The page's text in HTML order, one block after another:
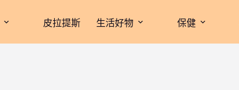
皮拉提斯 生活好物 保健